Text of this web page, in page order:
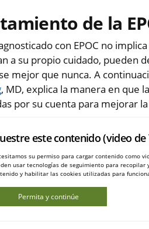
de la
con EPOC no
a su propio cuidado, pueden
mejor que nunca. A
, MD, explica la manera en que
por su cuenta para mejorar
este contenido (video de
su permiso para cargar contenido como
usar tecnologías de seguimiento para
y habilitar las cookies utilizadas para
Permita y continúe